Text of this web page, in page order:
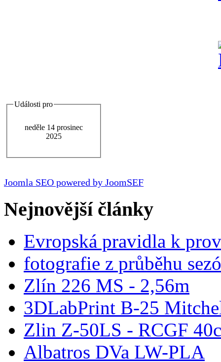
Události pro
neděle 14 prosinec
2025
Joomla SEO powered by JoomSEF
Nejnovější články
Evropská pravidla k
fotografie z průběhu
Zlín 226 MS - 2,56m
3DLabPrint B-25
Zlin Z-50LS - RCGF
Albatros DVa LW-PLA